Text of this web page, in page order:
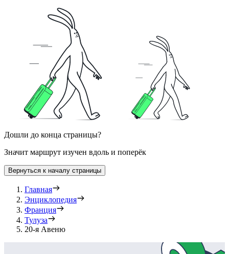
Дошли до конца страницы?
Значит маршрут изучен вдоль и поперёк
Вернуться к началу страницы
Главная
Энциклопедия
Франция
Тулуза
20-я Авеню